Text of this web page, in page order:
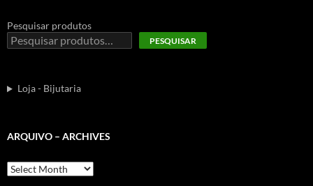
Pesquisar produtos
PESQUISAR
Loja - Bijutaria
ARQUIVO – ARCHIVES
Arquivo
–